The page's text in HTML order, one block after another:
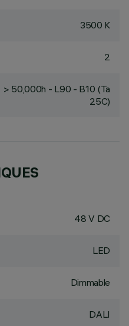
3500 K
2
> 50,000h - L90 - B10 (Ta
25C)
48 V DC
LED
Dimmable
DALI